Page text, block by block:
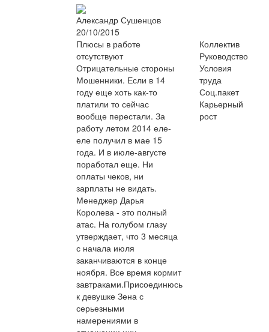
Александр Сушенцов
20/10/2015
Плюсы в работе
отсутствуют
Отрицательные стороны
Мошенники. Если в 14
году еще хоть как-то
платили то сейчас
вообще перестали. За
работу летом 2014 еле-
еле получил в мае 15
года. И в июле-августе
поработал еще. Ни
оплаты чеков, ни
зарплаты не видать.
Менеджер Дарья
Королева - это полный
атас. На голубом глазу
утверждает, что 3 месяца
с начала июля
заканчиваются в конце
ноября. Все время кормит
завтраками.Присоединюсь
к девушке Зена с
серьезными
намерениями в
Коллектив
Руководство
Условия
труда
Соц.пакет
Карьерный
рост